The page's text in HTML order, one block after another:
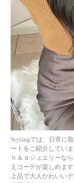
Line
Necklace
｜
高
見
え
ス
Stylingでは、日常に
ートをご紹介していま
ｈ＆ｄジュエリーな
えコーデが楽しめます
上品で大人かわいい